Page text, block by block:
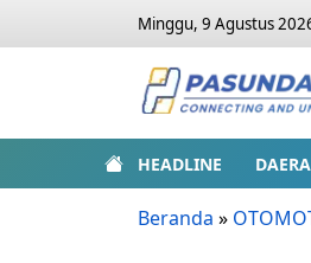
Minggu, 9 Agustus
HEADLINE
Beranda »